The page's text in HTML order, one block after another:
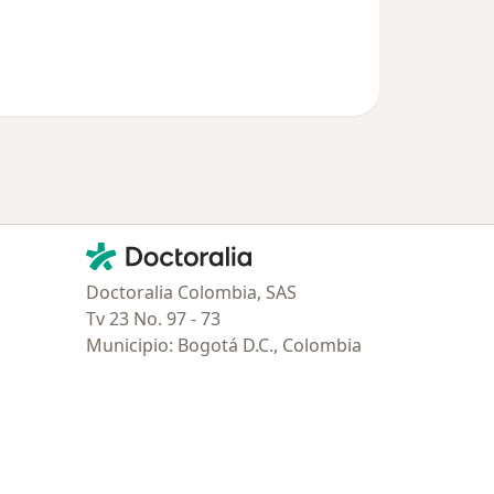
Contacto
Doctoralia - Página de inicio
Doctoralia Colombia, SAS
Tv 23 No. 97 - 73
Municipio: Bogotá D.C., Colombia